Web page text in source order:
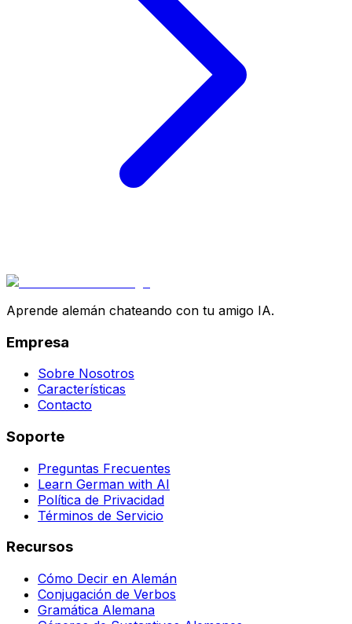
Aprende alemán chateando con tu amigo IA.
Empresa
Sobre Nosotros
Características
Contacto
Soporte
Preguntas Frecuentes
Learn German with AI
Política de Privacidad
Términos de Servicio
Recursos
Cómo Decir en Alemán
Conjugación de Verbos
Gramática Alemana